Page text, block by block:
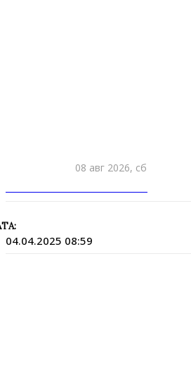
08 авг 2026, сб
04.04.2025 08:59